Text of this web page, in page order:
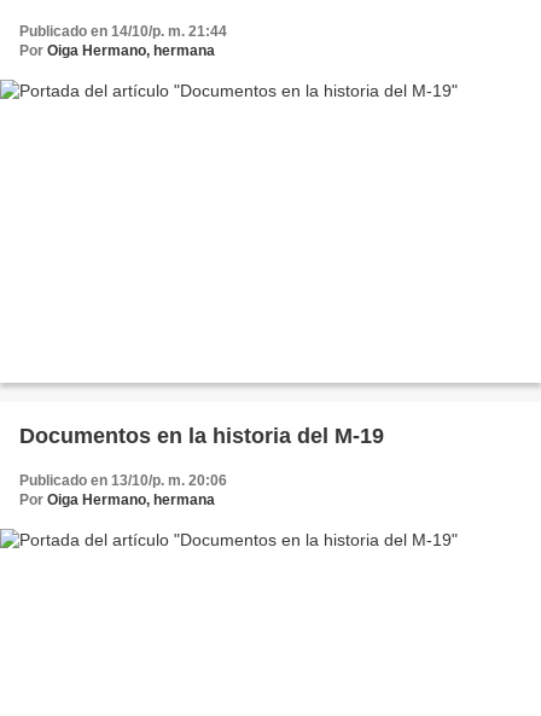
Publicado en 14/10/p. m. 21:44
Por Oiga Hermano, hermana
Documentos en la historia del M-19
Publicado en 13/10/p. m. 20:06
Por Oiga Hermano, hermana